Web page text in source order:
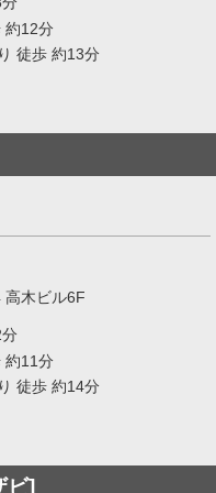
約12分
徒歩 約13分
高木ビル6F
約11分
徒歩 約14分
ビ]